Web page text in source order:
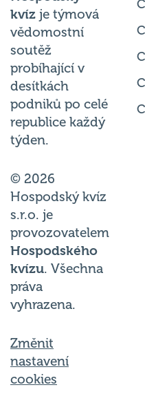
kvíz je týmová
vědomostní
soutěž
probíhající v
desítkách
podniků po celé
republice každý
týden.
© 2026
Hospodský kvíz
s.r.o. je
provozovatelem
Hospodského
kvízu. Všechna
práva
vyhrazena.
Změnit
nastavení
cookies